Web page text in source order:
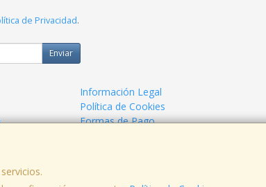
de Privacidad.
Enviar
Información Legal
Política de Cookies
Formas de Pago